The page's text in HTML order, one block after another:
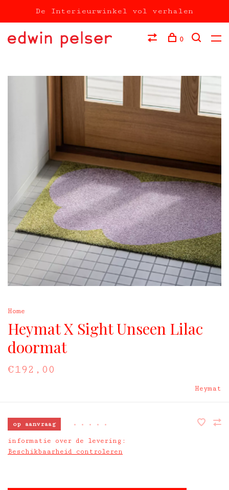
De Interieurwinkel vol verhalen
0
Home
Heymat X Sight Unseen Lilac
doormat
€192,00
Heymat
op aanvraag • • • • •
informatie over de levering:
Beschikbaarheid controleren